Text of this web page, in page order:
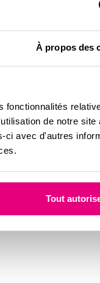
À propos des
fonctionnalités
de notre site
ci avec d'autres
Tout
pour prévenir
pluriannuel de
services collectifs et